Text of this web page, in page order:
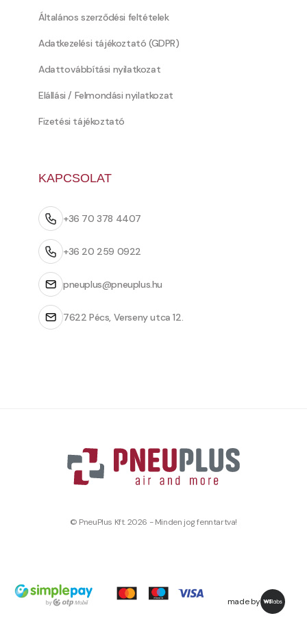
Általános szerződési feltételek
Adatkezelési tájékoztató (GDPR)
Adattovábbítási nyilatkozat
Elállási / Felmondási nyilatkozat
Fizetési tájékoztató
KAPCSOLAT
+36 70 378 4407
+36 20 259 0922
pneuplus@pneuplus.hu
7622 Pécs, Verseny utca 12.
© PneuPlus Kft. 2026 - Minden jog fenntartva!
made by